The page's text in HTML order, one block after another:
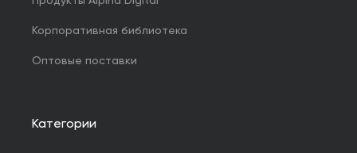
Корпоративная библиотека
Оптовые поставки
Категории